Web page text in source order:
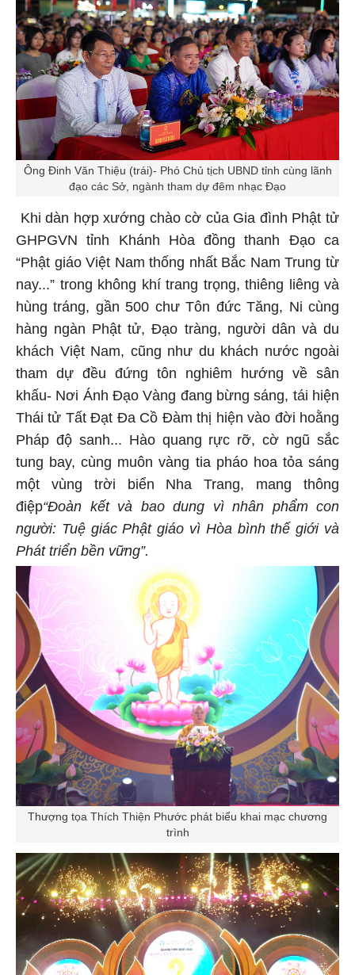
Ông Đinh Văn Thiệu (trái)- Phó Chủ tịch UBND tỉnh cùng lãnh
đạo các Sở, ngành tham dự đêm nhạc Đạo
Khi dàn hợp xướng chào cờ của Gia đình Phật tử
GHPGVN tỉnh Khánh Hòa đồng thanh Đạo ca
“Phật giáo Việt Nam thống nhất Bắc Nam Trung từ
nay...” trong không khí trang trọng, thiêng liêng và
hùng tráng, gần 500 chư Tôn đức Tăng, Ni cùng
hàng ngàn Phật tử, Đạo tràng, người dân và du
khách Việt Nam, cũng như du khách nước ngoài
tham dự đều đứng tôn nghiêm hướng về sân
khấu- Nơi Ánh Đạo Vàng đang bừng sáng, tái hiện
Thái tử Tất Đạt Đa Cồ Đàm thị hiện vào đời hoằng
Pháp độ sanh... Hào quang rực rỡ, cờ ngũ sắc
tung bay, cùng muôn vàng tia pháo hoa tỏa sáng
một vùng trời biển Nha Trang, mang thông
điệp“Đoàn kết và bao dung vì nhân phẩm con
người: Tuệ giác Phật giáo vì Hòa bình thế giới và
Phát triển bền vững”.
Thượng tọa Thích Thiện Phước phát biểu khai mạc chương
trình